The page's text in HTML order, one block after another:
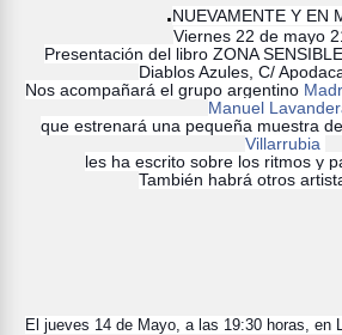
.NUEVAMENTE Y EN
Viernes 22 de mayo
Presentación del libro ZONA
Diablos Azules, C/
Nos acompañará el grupo argentino
Manuel
que estrenará una pequeña muestra
Villarrubia
les ha escrito sobre los ritmos y
También habrá otros
El jueves 14 de Mayo, a las 19:30 horas, en